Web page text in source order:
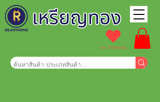
รายการโปรดของฉัน